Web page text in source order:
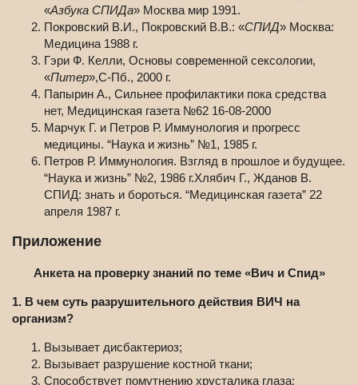
«Азбука СПИДа» Москва мир 1991.
Покровский В.И., Покровский В.В.: «СПИД» Москва:
Медицина 1988 г.
Гэри Ф. Келли, Основы современной сексологии,
«Питер»,С-Пб., 2000 г.
Папырин А., Сильнее профилактики пока средства
нет, Медицинская газета №62 16-08-2000
Марчук Г. и Петров Р. Иммунология и прогресс
медицины. “Наука и жизнь” №1, 1985 г.
Петров Р. Иммунология. Взгляд в прошлое и будущее.
“Наука и жизнь” №2, 1986 г.Хлябич Г., Жданов В.
СПИД: знать и бороться. “Медицинская газета” 22
апреля 1987 г.
Приложение
Анкета на проверку знаний по теме «Вич и Спид»
1. В чем суть разрушительного действия ВИЧ на
организм?
Вызывает дисбактериоз;
Вызывает разрушение костной ткани;
Способствует помутнению хрусталика глаза;